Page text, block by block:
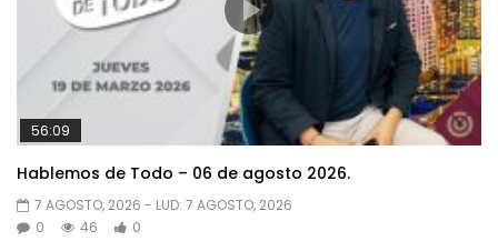
56:09
Hablemos de Todo – 06 de agosto 2026.
7 AGOSTO, 2026 - LUD: 7 AGOSTO, 2026
0
46 0